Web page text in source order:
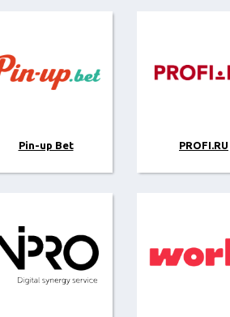
Pin-up Bet PROFI.RU